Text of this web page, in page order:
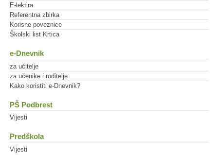
E-lektira
Referentna zbirka
Korisne poveznice
Školski list Krtica
e-Dnevnik
za učitelje
za učenike i roditelje
Kako koristiti e-Dnevnik?
PŠ Podbrest
Vijesti
Predškola
Vijesti